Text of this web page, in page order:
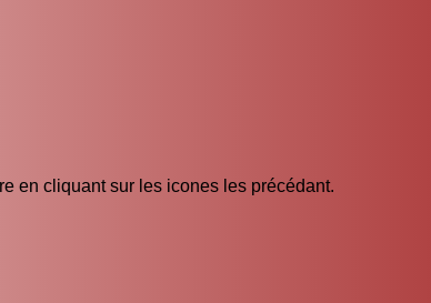
en cliquant sur les icones les précédant.